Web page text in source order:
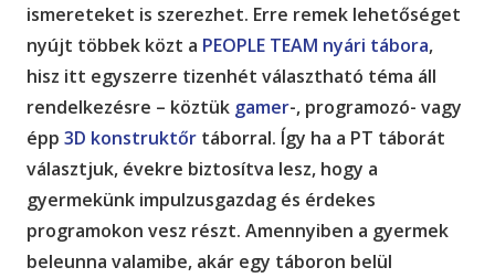
ismereteket is szerezhet. Erre remek lehetőséget
nyújt többek közt a PEOPLE TEAM nyári tábora,
hisz itt egyszerre tizenhét választható téma áll
rendelkezésre – köztük gamer-, programozó- vagy
épp 3D konstruktőr táborral. Így ha a PT táborát
választjuk, évekre biztosítva lesz, hogy a
gyermekünk impulzusgazdag és érdekes
programokon vesz részt. Amennyiben a gyermek
beleunna valamibe, akár egy táboron belül